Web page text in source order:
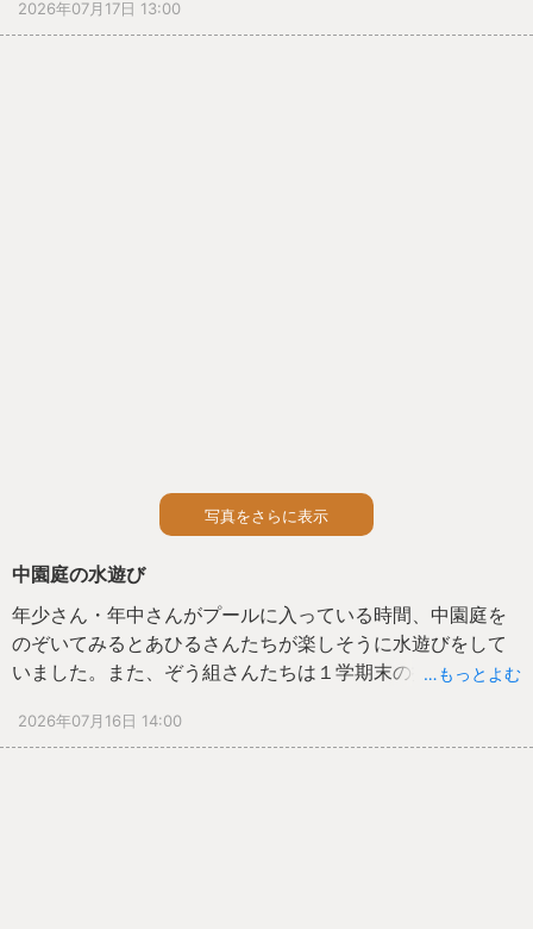
子・つよい子」について１学期頑張ったことを振り返りま
2026年07月17日 13:00
写真をさらに表示
中園庭の水遊び
年少さん・年中さんがプールに入っている時間、中園庭を
のぞいてみるとあひるさんたちが楽しそうに水遊びをして
いました。また、ぞう組さんたちは１学期末の掃除をせっ
みです。
…もっとよむ
2026年07月16日 14:00